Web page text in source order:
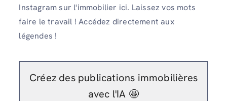
Instagram sur l'immobilier ici. Laissez vos mots
faire le travail ! Accédez directement aux
légendes !
Créez des publications immobilières
avec l'IA 🤩